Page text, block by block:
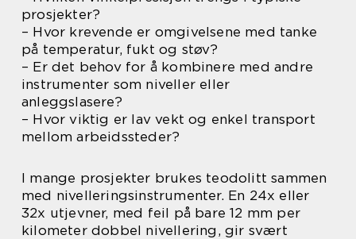
prosjekter?
– Hvor krevende er omgivelsene med tanke
på temperatur, fukt og støv?
– Er det behov for å kombinere med andre
instrumenter som niveller eller
anleggslasere?
– Hvor viktig er lav vekt og enkel transport
mellom arbeidssteder?
I mange prosjekter brukes teodolitt sammen
med nivelleringsinstrumenter. En 24x eller
32x utjevner, med feil på bare 12 mm per
kilometer dobbel nivellering, gir svært